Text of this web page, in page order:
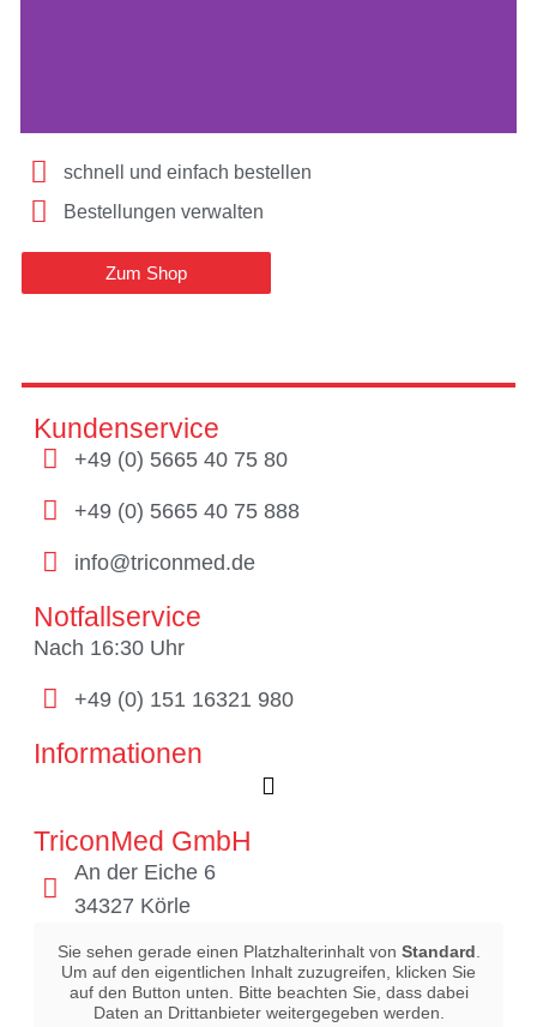
BELLACARE
SHOP
schnell und einfach bestellen
Bestellungen verwalten
Zum Shop
Kundenservice
+49 (0) 5665 40 75 80
+49 (0) 5665 40 75 888
info@triconmed.de
Notfallservice
Nach 16:30 Uhr
+49 (0) 151 16321 980
Informationen
TriconMed GmbH
An der Eiche 6
34327 Körle
Sie sehen gerade einen Platzhalterinhalt von Standard
Um auf den eigentlichen Inhalt zuzugreifen, klicken Sie
auf den Button unten. Bitte beachten Sie, dass dabei
Daten an Drittanbieter weitergegeben werden.